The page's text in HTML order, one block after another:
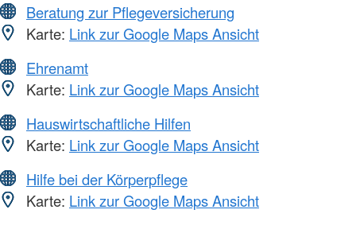
Beratung zur Pflegeversicherung
Karte: Link zur Google Maps Ansicht
Ehrenamt
Karte: Link zur Google Maps Ansicht
Hauswirtschaftliche Hilfen
Karte: Link zur Google Maps Ansicht
Hilfe bei der Körperpflege
Karte: Link zur Google Maps Ansicht